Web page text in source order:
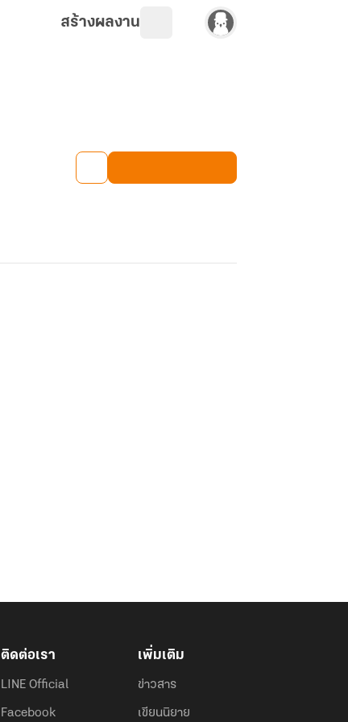
สร้างผลงาน
ติดต่อเรา
LINE Official
Facebook
เพิ่มเติม
ข่าวสาร
เขียนนิยาย